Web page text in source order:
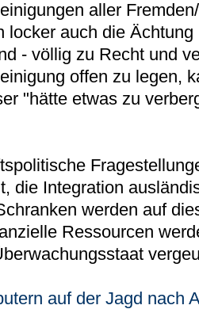
aller
locker auch die
- völlig zu Recht und
offen zu legen,
"hätte etwas zu
die Integration
werden auf
Ressourcen
auf der Jagd nach